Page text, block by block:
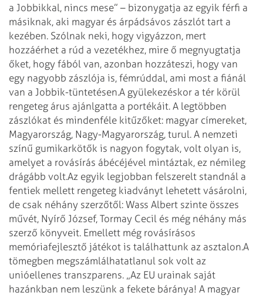
a Jobbikkal, nincs mese” – bizonygatja az egyik férfi a
másiknak, aki magyar és árpádsávos zászlót tart a
kezében. Szólnak neki, hogy vigyázzon, mert
hozzáérhet a rúd a vezetékhez, mire ő megnyugtatja
őket, hogy fából van, azonban hozzáteszi, hogy van
egy nagyobb zászlója is, fémrúddal, ami most a fiánál
van a Jobbik-tüntetésen.A gyülekezéskor a tér körül
rengeteg árus ajánlgatta a portékáit. A legtöbben
zászlókat és mindenféle kitűzőket: magyar címereket,
Magyarország, Nagy-Magyarország, turul. A nemzeti
színű gumikarkötők is nagyon fogytak, volt olyan is,
amelyet a rovásírás ábécéjével mintáztak, ez némileg
drágább volt.Az egyik legjobban felszerelt standnál a
fentiek mellett rengeteg kiadványt lehetett vásárolni,
de csak néhány szerzőtől: Wass Albert szinte összes
művét, Nyírő József, Tormay Cecil és még néhány más
szerző könyveit. Emellett még rovásírásos
memóriafejlesztő játékot is találhattunk az asztalon.A
tömegben megszámlálhatatlanul sok volt az
unióellenes transzparens. „Az EU urainak saját
hazánkban nem leszünk a fekete báránya! A magyar